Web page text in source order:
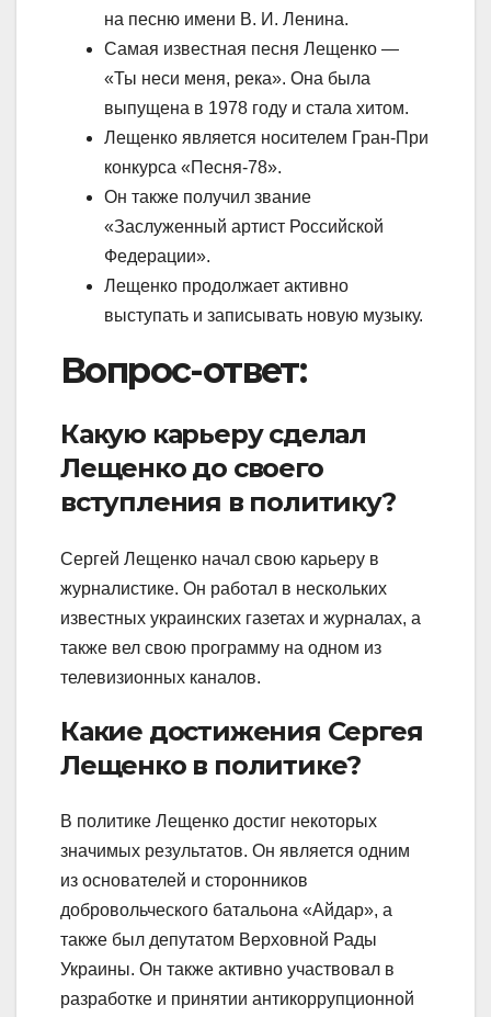
на песню имени В. И. Ленина.
Самая известная песня Лещенко —
«Ты неси меня, река». Она была
выпущена в 1978 году и стала хитом.
Лещенко является носителем Гран-При
конкурса «Песня-78».
Он также получил звание
«Заслуженный артист Российской
Федерации».
Лещенко продолжает активно
выступать и записывать новую музыку.
Вопрос-ответ:
Какую карьеру сделал
Лещенко до своего
вступления в политику?
Сергей Лещенко начал свою карьеру в
журналистике. Он работал в нескольких
известных украинских газетах и журналах, а
также вел свою программу на одном из
телевизионных каналов.
Какие достижения Сергея
Лещенко в политике?
В политике Лещенко достиг некоторых
значимых результатов. Он является одним
из основателей и сторонников
добровольческого батальона «Айдар», а
также был депутатом Верховной Рады
Украины. Он также активно участвовал в
разработке и принятии антикоррупционной